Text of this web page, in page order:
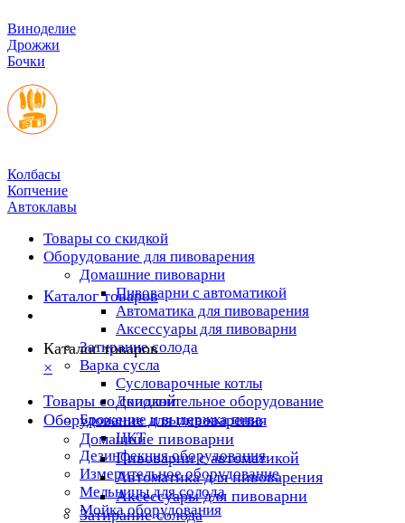
Виноделие
Дрожжи
Бочки
Колбасы
Копчение
Автоклавы
Товары со скидкой
Оборудование для пивоварения
Домашние пивоварни
Пивоварни с автоматикой
Автоматика для пивоварения
Аксессуары для пивоварни
Затирание солода
Варка сусла
Cусловарочные котлы
Дополнительное оборудование
Брожение и выдержка пива
ЦКТ
Дезинфекция оборудования
Измерительное оборудование
Мельницы для солода
Мойка оборудования
Каталог товаров
Каталог товаров
×
Товары со скидкой
Оборудование для пивоварения
Домашние пивоварни
Пивоварни с автоматикой
Автоматика для пивоварения
Аксессуары для пивоварни
Затирание солода